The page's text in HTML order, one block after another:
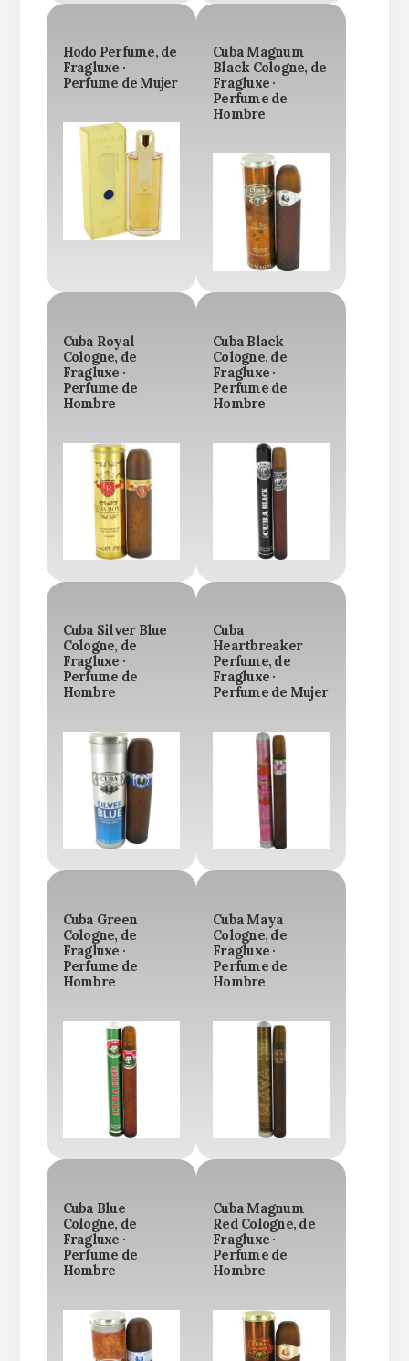
Hodo Perfume, de
Fragluxe ·
Perfume de Mujer
Cuba Magnum
Black Cologne, de
Fragluxe ·
Perfume de
Hombre
Cuba Royal
Cologne, de
Fragluxe ·
Perfume de
Hombre
Cuba Black
Cologne, de
Fragluxe ·
Perfume de
Hombre
Cuba Silver Blue
Cologne, de
Fragluxe ·
Perfume de
Hombre
Cuba
Heartbreaker
Perfume, de
Fragluxe ·
Perfume de Mujer
Cuba Green
Cologne, de
Fragluxe ·
Perfume de
Hombre
Cuba Maya
Cologne, de
Fragluxe ·
Perfume de
Hombre
Cuba Blue
Cologne, de
Fragluxe ·
Perfume de
Hombre
Cuba Magnum
Red Cologne, de
Fragluxe ·
Perfume de
Hombre